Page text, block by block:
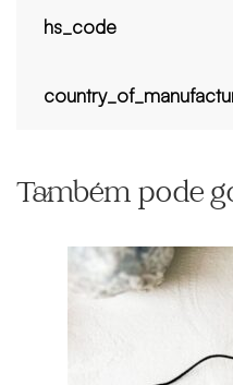
hs_code
Também pode